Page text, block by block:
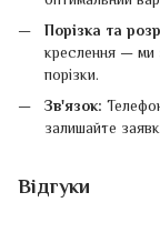
Порізка та
креслення — ми
порізки.
Зв'язок:
залишайте
Відгуки